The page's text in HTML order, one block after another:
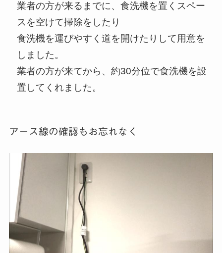
業者の方が来るまでに、食洗機を置くスペー
スを空けて掃除をしたり
食洗機を運びやすく道を開けたりして用意を
しました。
業者の方が来てから、約30分位で食洗機を設
置してくれました。
アース線の確認もお忘れなく